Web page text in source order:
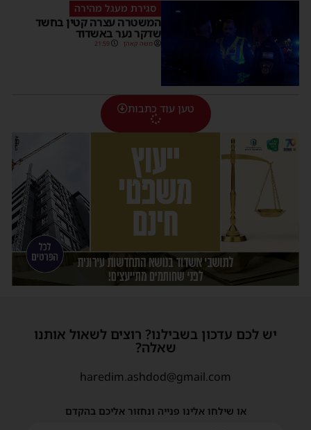
סגירת מעגל מהירה
המשטרה עצרה קטין בחשד
שדקר נער באשדוד
משה קאהן 21:59
טען עוד כתבות
יש לכם עדכון בשבילנו? רוצים לשאול אותנו
שאלה?
haredim.ashdod@gmail.com
או שילחו אלינו פנייה ונחזור אליכם בהקדם